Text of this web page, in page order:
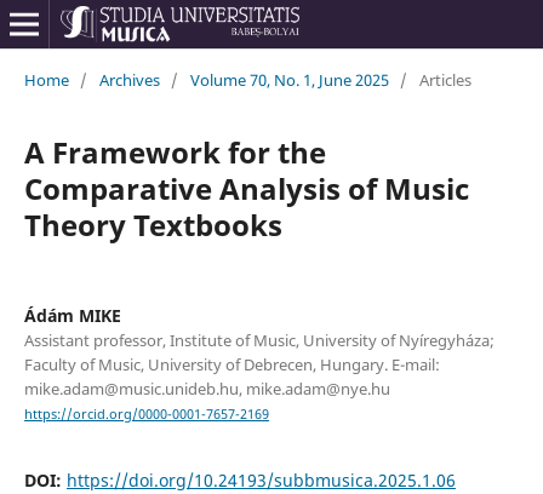
Home / Archives / Volume 70, No. 1, June 2025 / Articles
A Framework for the
Comparative Analysis of Music
Theory Textbooks
Ádám MIKE
Assistant professor, Institute of Music, University of Nyíregyháza;
Faculty of Music, University of Debrecen, Hungary. E-mail:
mike.adam@music.unideb.hu, mike.adam@nye.hu
https://orcid.org/0000-0001-7657-2169
DOI: https://doi.org/10.24193/subbmusica.2025.1.06